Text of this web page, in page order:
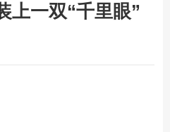
上一双“千里眼”